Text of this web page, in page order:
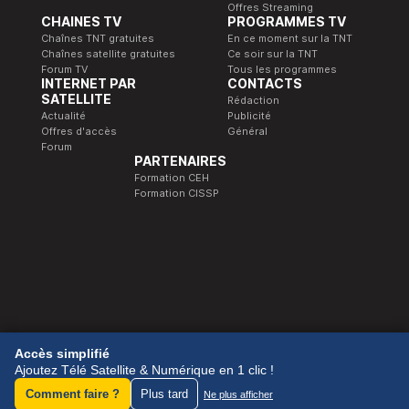
Offres Streaming
CHAINES TV
Chaînes TNT gratuites
Chaînes satellite gratuites
Forum TV
PROGRAMMES TV
En ce moment sur la TNT
Ce soir sur la TNT
Tous les programmes
INTERNET PAR
SATELLITE
Actualité
Offres d'accès
Forum
CONTACTS
Rédaction
Publicité
Général
PARTENAIRES
Formation CEH
Formation CISSP
© 1989-2026 Télé Satellite et Numérique.
Accès simplifié
Ajoutez Télé Satellite & Numérique en 1 clic !
Comment faire ? Plus tard Ne plus afficher